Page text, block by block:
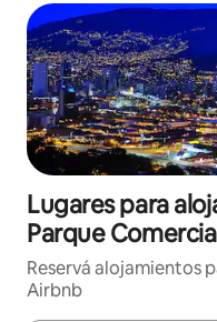
Lugares para
Parque
Reservá alojamientos
Airbnb